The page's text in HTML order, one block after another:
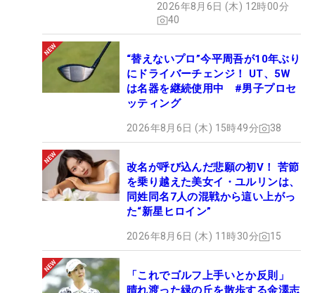
2026年8月6日 (木) 12時00分
40
“替えないプロ”今平周吾が10年ぶり
にドライバーチェンジ！ UT、5W
は名器を継続使用中 #男子プロセ
ッティング
2026年8月6日 (木) 15時49分 38
改名が呼び込んだ悲願の初V！ 苦節
を乗り越えた美女イ・ユルリンは、
同姓同名7人の混戦から這い上がっ
た“新星ヒロイン”
2026年8月6日 (木) 11時30分 15
「これでゴルフ上手いとか反則」
晴れ渡った緑の丘を散歩する金澤志